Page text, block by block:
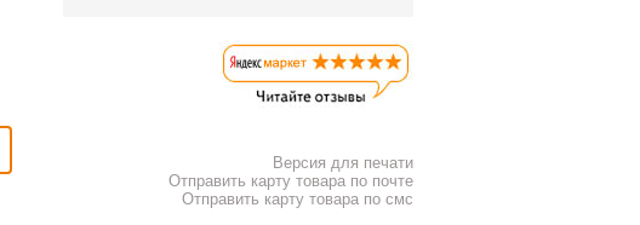
Версия для печати
Отправить карту товара по почте
Отправить карту товара по смс